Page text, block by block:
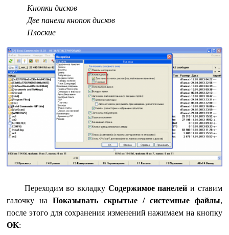
Кнопки дисков
Две панели кнопок дисков
Плоские
Переходим во вкладку Содержимое панелей и ставим
галочку наПоказывать скрытые / системные файлы,
после этого для сохранения изменений нажимаем на кнопку
OK: